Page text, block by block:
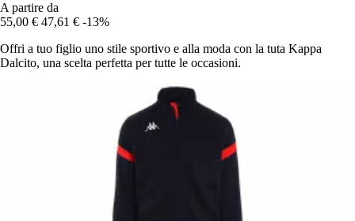
A partire da
55,00 € 47,61 € -13%
Offri a tuo figlio uno stile sportivo e alla moda con la tuta Kappa
Dalcito, una scelta perfetta per tutte le occasioni.